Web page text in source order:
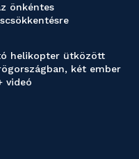
önkéntes
helikopter ütközött
két ember
videó